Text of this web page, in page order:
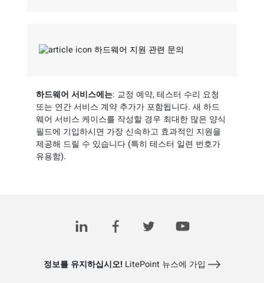
하드웨어 지원 관련 문의
하드웨어 서비스에는: 교정 예약, 테스터 수리 요청
또는 연간 서비스 계약 추가가 포함됩니다. 새 하드
웨어 서비스 케이스를 작성할 경우 최대한 많은 양식
필드에 기입하시면 가장 신속하고 효과적인 지원을
제공해 드릴 수 있습니다 (특히 테스터 일련 번호가
유용함).
자주 묻는 질문 읽기
정보를 유지하십시오! LitePoint 뉴스에 가입